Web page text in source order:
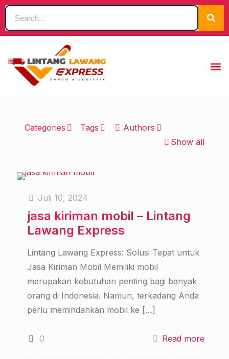
Categories Tags
Authors
Show all
Juli 10, 2024
jasa kiriman mobil – Lintang
Lawang Express
Lintang Lawang Express: Solusi Tepat untuk
Jasa Kiriman Mobil Memiliki mobil
merupakan kebutuhan penting bagi banyak
orang di Indonesia. Namun, terkadang Anda
perlu memindahkan mobil ke […]
0 Read more